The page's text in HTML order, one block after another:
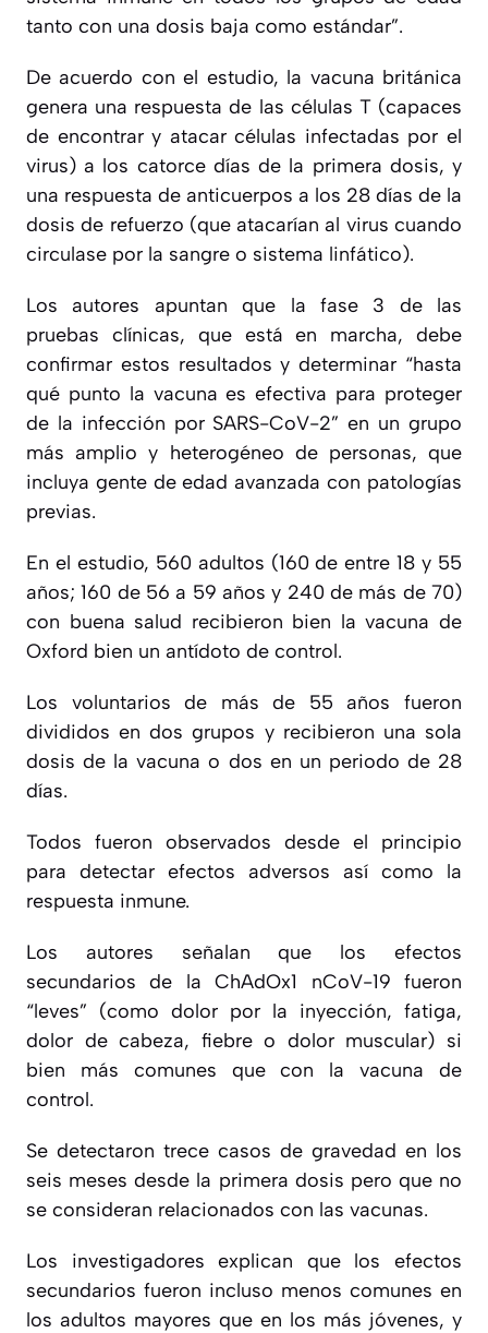
tanto con una dosis baja como estándar”.
De acuerdo con el estudio, la vacuna británica
genera una respuesta de las células T (capaces
de encontrar y atacar células infectadas por el
virus) a los catorce días de la primera dosis, y
una respuesta de anticuerpos a los 28 días de la
dosis de refuerzo (que atacarían al virus cuando
circulase por la sangre o sistema linfático).
Los autores apuntan que la fase 3 de las
pruebas clínicas, que está en marcha, debe
confirmar estos resultados y determinar “hasta
qué punto la vacuna es efectiva para proteger
de la infección por SARS-CoV-2” en un grupo
más amplio y heterogéneo de personas, que
incluya gente de edad avanzada con patologías
previas.
En el estudio, 560 adultos (160 de entre 18 y 55
años; 160 de 56 a 59 años y 240 de más de 70)
con buena salud recibieron bien la vacuna de
Oxford bien un antídoto de control.
Los voluntarios de más de 55 años fueron
divididos en dos grupos y recibieron una sola
dosis de la vacuna o dos en un periodo de 28
días.
Todos fueron observados desde el principio
para detectar efectos adversos así como la
respuesta inmune.
Los autores señalan que los efectos
secundarios de la ChAdOx1 nCoV-19 fueron
“leves” (como dolor por la inyección, fatiga,
dolor de cabeza, fiebre o dolor muscular) si
bien más comunes que con la vacuna de
control.
Se detectaron trece casos de gravedad en los
seis meses desde la primera dosis pero que no
se consideran relacionados con las vacunas.
Los investigadores explican que los efectos
secundarios fueron incluso menos comunes en
los adultos mayores que en los más jóvenes, y